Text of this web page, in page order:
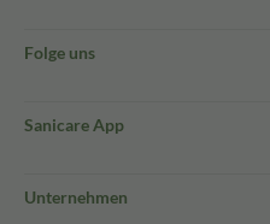
Folge uns
Sanicare App
Unternehmen